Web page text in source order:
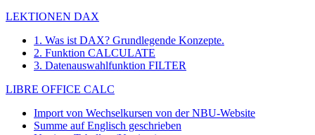
LEKTIONEN DAX
1. Was ist DAX? Grundlegende Konzepte.
2. Funktion CALCULATE
3. Datenauswahlfunktion FILTER
LIBRE OFFICE CALC
Import von Wechselkursen von der NBU-Website
Summe auf Englisch geschrieben